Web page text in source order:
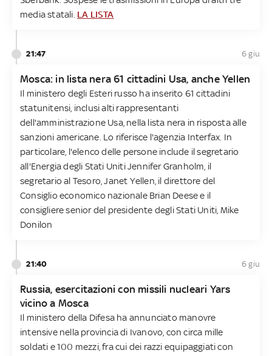
media statali. LA LISTA
21:47 6 giu
Mosca: in lista nera 61 cittadini Usa, anche Yellen
Il ministero degli Esteri russo ha inserito 61 cittadini
statunitensi, inclusi alti rappresentanti
dell'amministrazione Usa, nella lista nera in risposta alle
sanzioni americane. Lo riferisce l'agenzia Interfax. In
particolare, l'elenco delle persone include il segretario
all'Energia degli Stati Uniti Jennifer Granholm, il
segretario al Tesoro, Janet Yellen, il direttore del
Consiglio economico nazionale Brian Deese e il
consigliere senior del presidente degli Stati Uniti, Mike
Donilon
21:40 6 giu
Russia, esercitazioni con missili nucleari Yars
vicino a Mosca
Il ministero della Difesa ha annunciato manovre
intensive nella provincia di Ivanovo, con circa mille
soldati e 100 mezzi, fra cui dei razzi equipaggiati con